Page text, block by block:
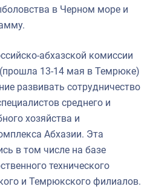
ценностей
в Черном море и
абхазской комиссии
13-14 мая в Темрюке)
развивать сотрудничество
среднего и
хозяйства и
Абхазии. Эта
в том числе на базе
технического
и Темрюкского филиалов.